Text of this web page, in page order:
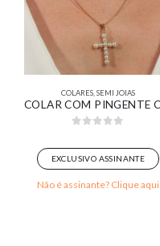
COLARES,SEMI JOIAS
EXCLUSIVO ASSINANTE
Não é assinante? Clique aqui